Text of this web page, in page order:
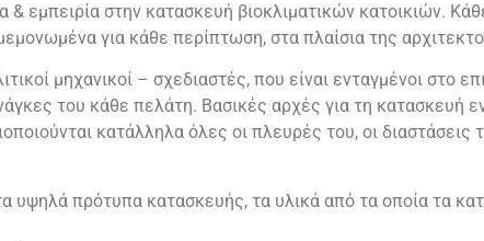
στην κατασκευή βιοκλιματικών κατοικιών. Κάθε
για κάθε περίπτωση, στα πλαίσια της
μηχανικοί – σχεδιαστές, που είναι ενταγμένοι στο
του κάθε πελάτη. Βασικές αρχές για τη κατασκευή
κατάλληλα όλες οι πλευρές του, οι διαστάσεις
υψηλά πρότυπα κατασκευής, τα υλικά από τα οποία τα